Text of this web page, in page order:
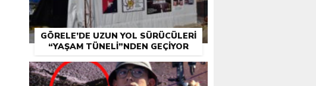
GÖRELE’DE UZUN YOL SÜRÜCÜLERI
“YAŞAM TÜNELI”NDEN GEÇIYOR